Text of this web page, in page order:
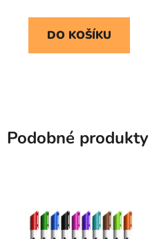
DO KOŠÍKU
Podobné produkty